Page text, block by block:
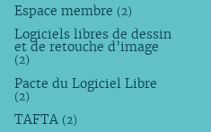
Espace membre (2)
Logiciels libres de dessin
et de retouche d’image
(2)
Pacte du Logiciel Libre
(2)
TAFTA (2)